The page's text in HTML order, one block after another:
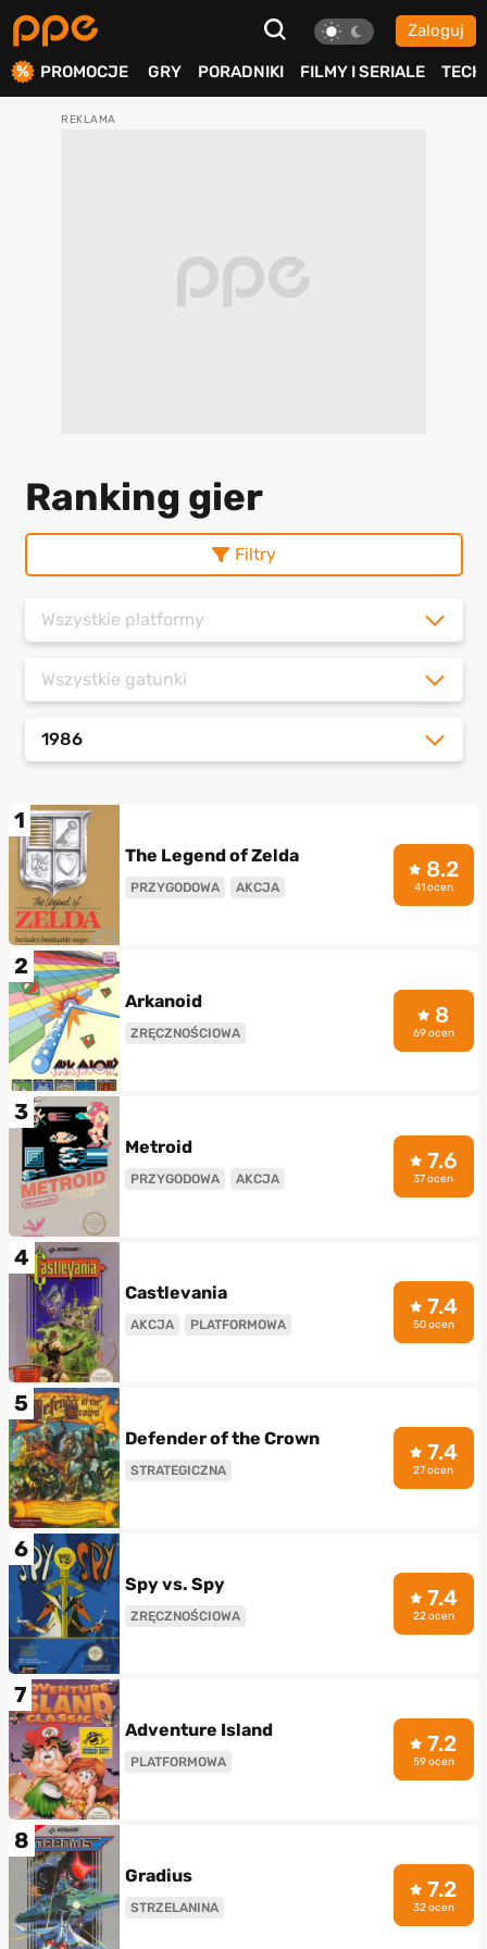
Zaloguj
PROMOCJE GRY PORADNIKI FILMY I SERIALE TECH
Ranking gier
Filtry
Wszystkie platformy
Wszystkie gatunki
1986
1
The Legend of Zelda
PRZYGODOWA AKCJA
8.2
41 ocen
2
Arkanoid
ZRĘCZNOŚCIOWA
8
69 ocen
3
Metroid
PRZYGODOWA AKCJA
7.6
37 ocen
4
Castlevania
AKCJA PLATFORMOWA
7.4
50 ocen
5
Defender of the Crown
STRATEGICZNA
7.4
27 ocen
6
Spy vs. Spy
ZRĘCZNOŚCIOWA
7.4
22 ocen
7
Adventure Island
PLATFORMOWA
7.2
59 ocen
8
Gradius
STRZELANINA
7.2
32 ocen